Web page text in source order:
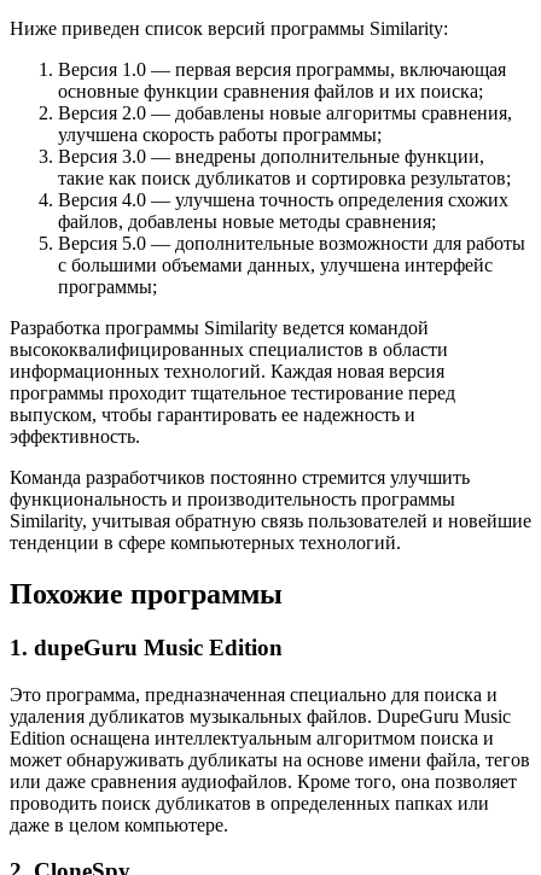
Ниже приведен список версий программы Similarity:
Версия 1.0 — первая версия программы, включающая
основные функции сравнения файлов и их поиска;
Версия 2.0 — добавлены новые алгоритмы сравнения,
улучшена скорость работы программы;
Версия 3.0 — внедрены дополнительные функции,
такие как поиск дубликатов и сортировка результатов;
Версия 4.0 — улучшена точность определения схожих
файлов, добавлены новые методы сравнения;
Версия 5.0 — дополнительные возможности для работы
с большими объемами данных, улучшена интерфейс
программы;
Разработка программы Similarity ведется командой
высококвалифицированных специалистов в области
информационных технологий. Каждая новая версия
программы проходит тщательное тестирование перед
выпуском, чтобы гарантировать ее надежность и
эффективность.
Команда разработчиков постоянно стремится улучшить
функциональность и производительность программы
Similarity, учитывая обратную связь пользователей и новейшие
тенденции в сфере компьютерных технологий.
Похожие программы
1. dupeGuru Music Edition
Это программа, предназначенная специально для поиска и
удаления дубликатов музыкальных файлов. DupeGuru Music
Edition оснащена интеллектуальным алгоритмом поиска и
может обнаруживать дубликаты на основе имени файла, тегов
или даже сравнения аудиофайлов. Кроме того, она позволяет
проводить поиск дубликатов в определенных папках или
даже в целом компьютере.